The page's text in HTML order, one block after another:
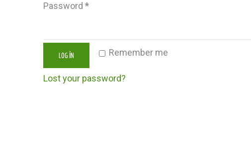
Password *
Remember me
LOG IN
Lost your password?